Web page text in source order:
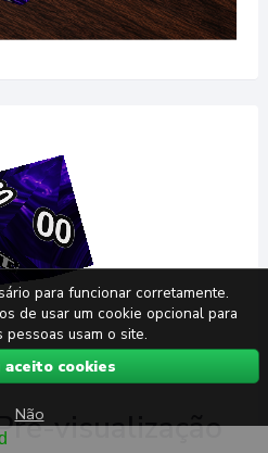
visualização
para funcionar corretamente.
de usar um cookie opcional para
usam o site.
aceito cookies
Não